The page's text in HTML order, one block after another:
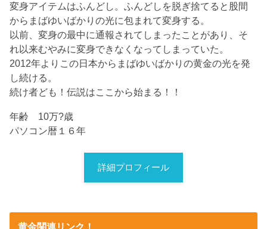
変身アイテムはふんどし。ふんどしを脱ぎ捨てると股間
からまばゆいばかりの光に包まれて変身する。
以前、変身の最中に通報されてしまったことがあり、そ
れ以来むやみに変身できなくなってしまっていた。
2012年よりこの日本からまばゆいばかりの黄金の光を発
し続ける。
続け者ども！伝説はここから始まる！！
年齢 10万?歳
パソコン暦１６年
詳細プロフィール
黄金関連リンク！